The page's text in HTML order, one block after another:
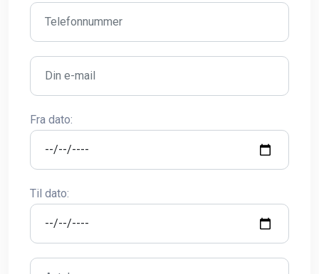
Fra dato:
Til dato: